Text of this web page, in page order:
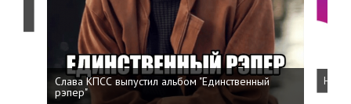
Слава КПСС выпустил альбом "Единственный
рэпер"